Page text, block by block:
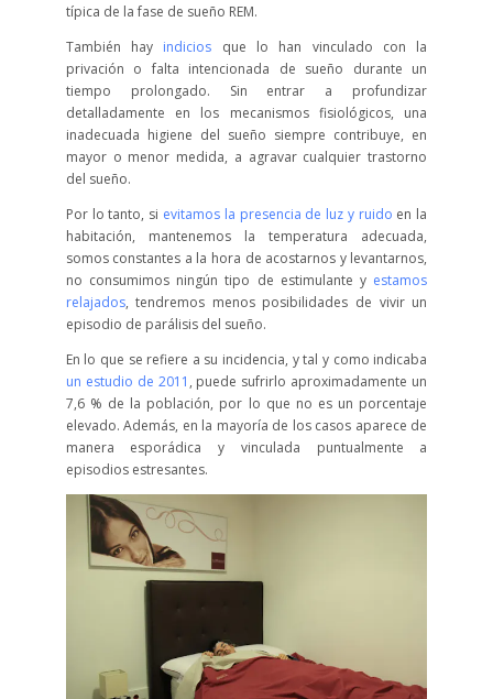
típica de la fase de sueño REM.
También hay indicios que lo han vinculado con la
privación o falta intencionada de sueño durante un
tiempo prolongado. Sin entrar a profundizar
detalladamente en los mecanismos fisiológicos, una
inadecuada higiene del sueño siempre contribuye, en
mayor o menor medida, a agravar cualquier trastorno
del sueño.
Por lo tanto, si evitamos la presencia de luz y ruido en la
habitación, mantenemos la temperatura adecuada,
somos constantes a la hora de acostarnos y levantarnos,
no consumimos ningún tipo de estimulante y estamos
relajados, tendremos menos posibilidades de vivir un
episodio de parálisis del sueño.
En lo que se refiere a su incidencia, y tal y como indicaba
un estudio de 2011 , puede sufrirlo aproximadamente un
7,6 % de la población, por lo que no es un porcentaje
elevado. Además, en la mayoría de los casos aparece de
manera esporádica y vinculada puntualmente a
episodios estresantes.